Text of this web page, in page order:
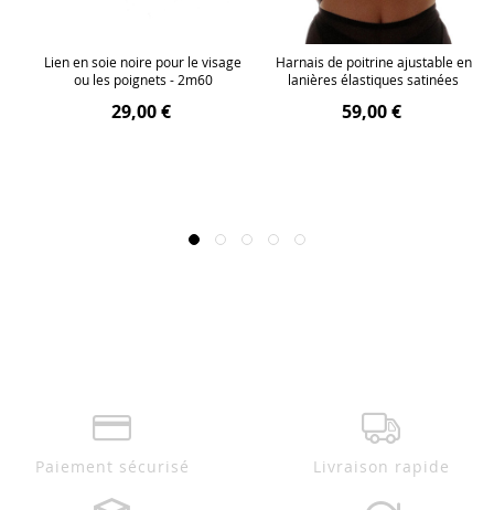
Lien en soie noire pour le visage
ou les poignets - 2m60
29,00 €
Harnais de poitrine ajustable en
lanières élastiques satinées
59,00 €
Paiement sécurisé Livraison rapide